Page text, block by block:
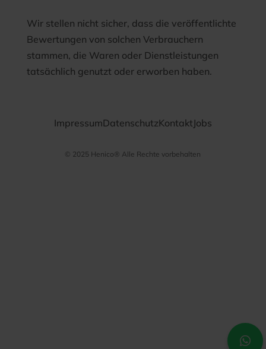
Wir stellen nicht sicher, dass die veröffentlichte
Bewertungen von solchen Verbrauchern
stammen, die Waren oder Dienstleistungen
tatsächlich genutzt oder erworben haben.
ImpressumDatenschutzKontakt Jobs
© 2025 Henico® Alle Rechte vorbehalten
Datenschutz­